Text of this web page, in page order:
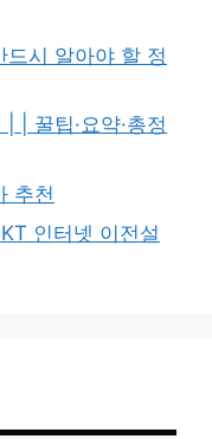
시 알아야 할 정
| 꿀팁·요약·총정
추천
인터넷 이전설